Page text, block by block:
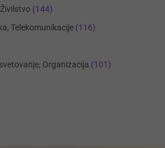
(144)
Telekomunikacije (116)
Organizacija (101)